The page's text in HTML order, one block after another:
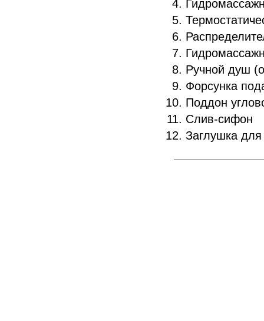
Ручной душ
Форсунка
Поддон
Слив-сифон
Заглушка